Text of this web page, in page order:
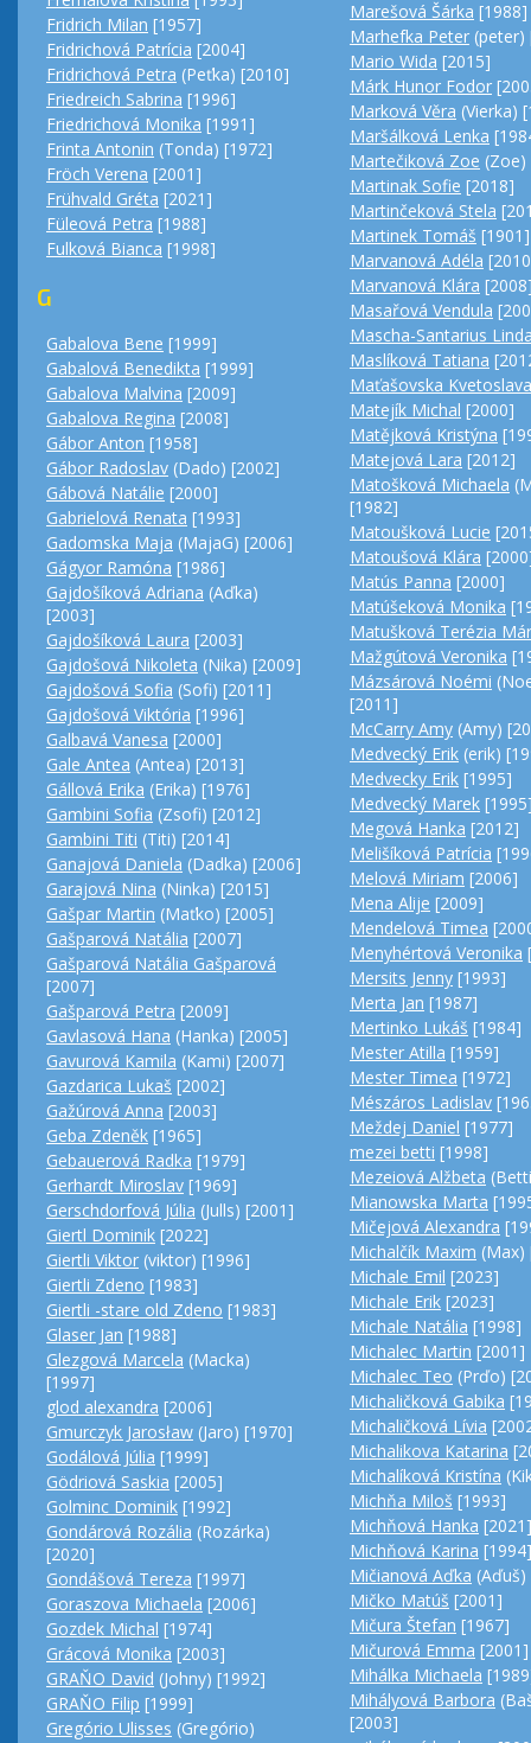
Fridrich Milan [1957]
Fridrichová Patrícia [2004]
Fridrichová Petra (Peťka) [2010]
Friedreich Sabrina [1996]
Friedrichová Monika [1991]
Frinta Antonin (Tonda) [1972]
Fröch Verena [2001]
Frühvald Gréta [2021]
Füleová Petra [1988]
Fulková Bianca [1998]
G
Gabalova Bene [1999]
Gabalová Benedikta [1999]
Gabalova Malvina [2009]
Gabalova Regina [2008]
Gábor Anton [1958]
Gábor Radoslav (Dado) [2002]
Gábová Natálie [2000]
Gabrielová Renata [1993]
Gadomska Maja (MajaG) [2006]
Gágyor Ramóna [1986]
Gajdošíková Adriana (Aďka)
[2003]
Gajdošíková Laura [2003]
Gajdošová Nikoleta (Nika) [2009]
Gajdošová Sofia (Sofi) [2011]
Gajdošová Viktória [1996]
Galbavá Vanesa [2000]
Gale Antea (Antea) [2013]
Gállová Erika (Erika) [1976]
Gambini Sofia (Zsofi) [2012]
Gambini Titi (Titi) [2014]
Ganajová Daniela (Dadka) [2006]
Garajová Nina (Ninka) [2015]
Gašpar Martin (Maťko) [2005]
Gašparová Natália [2007]
Gašparová Natália Gašparová
[2007]
Gašparová Petra [2009]
Gavlasová Hana (Hanka) [2005]
Gavurová Kamila (Kami) [2007]
Gazdarica Lukaš [2002]
Gažúrová Anna [2003]
Geba Zdeněk [1965]
Gebauerová Radka [1979]
Gerhardt Miroslav [1969]
Gerschdorfová Júlia (Julls) [2001]
Giertl Dominik [2022]
Giertli Viktor (viktor) [1996]
Giertli Zdeno [1983]
Giertli -stare old Zdeno [1983]
Glaser Jan [1988]
Glezgová Marcela (Macka)
[1997]
glod alexandra [2006]
Gmurczyk Jarosław (Jaro) [1970]
Godálová Júlia [1999]
Gödriová Saskia [2005]
Golminc Dominik [1992]
Gondárová Rozália (Rozárka)
[2020]
Gondášová Tereza [1997]
Goraszova Michaela [2006]
Gozdek Michal [1974]
Grácová Monika [2003]
GRAŇO David (Johny) [1992]
GRAŇO Filip [1999]
Gregório Ulisses (Gregório)
Marešová Šárka [1988]
Marhefka Peter (peter)
Mario Wida [2015]
Márk Hunor Fodor
Marková Věra (Vierka)
Maršálková Lenka
Martečiková Zoe
Martinak Sofie [2018]
Martinčeková Stela
Martinek Tomáš [1901]
Marvanová Adéla
Marvanová Klára
Masařová Vendula
Mascha-Santarius
Maslíková Tatiana
Maťašovska Kvetoslava
Matejík Michal [2000]
Matějková Kristýna
Matejová Lara [2012]
Matošková Michaela
[1982]
Matoušková Lucie
Matoušová Klára
Matús Panna [2000]
Matúšeková Monika
Matušková Terézia
Mažgútová Veronika
Mázsárová Noémi
[2011]
McCarry Amy (Amy)
Medvecký Erik (erik)
Medvecky Erik [1995]
Medvecký Marek
Megová Hanka [2012]
Melišíková Patrícia
Melová Miriam [2006]
Mena Alije [2009]
Mendelová Timea
Menyhértová Veronika
Mersits Jenny [1993]
Merta Jan [1987]
Mertinko Lukáš [1984]
Mester Atilla [1959]
Mester Timea [1972]
Mészáros Ladislav
Meždej Daniel [1977]
mezei betti [1998]
Mezeiová Alžbeta
Mianowska Marta
Mičejová Alexandra
Michalčík Maxim (Max)
Michale Emil [2023]
Michale Erik [2023]
Michale Natália [1998]
Michalec Martin [2001]
Michalec Teo (Prďo)
Michaličková Gabika
Michaličková Lívia
Michalikova Katarina
Michalíková Kristína
Michňa Miloš [1993]
Michňová Hanka [2021]
Michňová Karina [1994]
Mičianová Aďka
Mičko Matúš [2001]
Mičura Štefan [1967]
Mičurová Emma [2001]
Mihálka Michaela
Mihályová Barbora
[2003]